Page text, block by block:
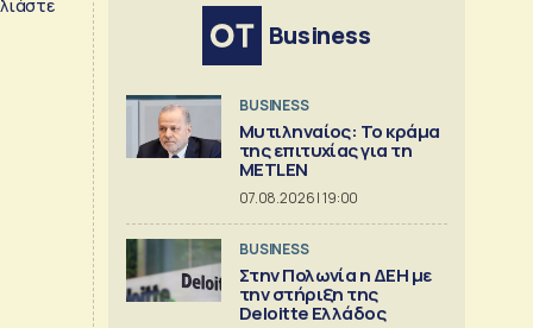
Business
BUSINESS
Μυτιληναίος: Το κράμα
της επιτυχίας για τη
METLEN
07.08.2026 | 19:00
BUSINESS
Στην Πολωνία η ΔΕΗ με
την στήριξη της
Deloitte Ελλάδος